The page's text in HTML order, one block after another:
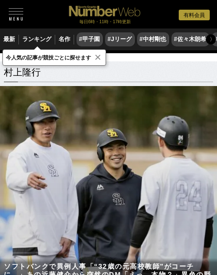
有料会員
毎日6時・11時・17時更新
最新 ランキング 名作 #甲子園 #Jリーグ #中村剛也 #佐々木朗希 〉
村上隆行 関連記事
村上隆行
ソフトバンクで異例人事「“32歳の元高校教師”がコーチ
今人気の記事が競技ごとに探せます ×